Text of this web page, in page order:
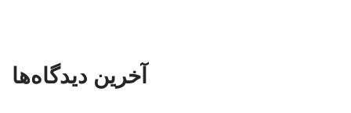
آخرین دیدگاه‌ها